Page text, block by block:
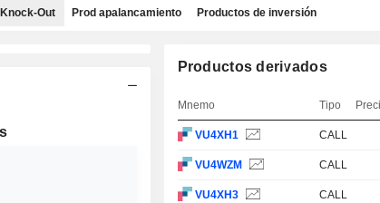
Knock-Out Prod apalancamiento Productos de inversión
Productos derivados
Mnemo Tipo
VU4XH1 CALL
VU4WZM CALL
VU4XH3 CALL